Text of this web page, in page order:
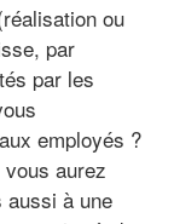
ou
par
par les
employés ?
aurez
aussi à une